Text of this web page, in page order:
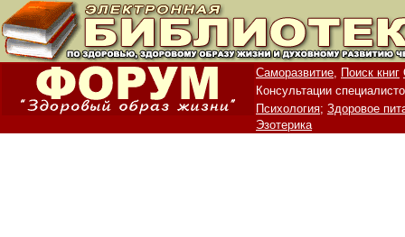
Саморазвитие, Поиск книг
Консультации
Психология; Здоровое
Эзотерика